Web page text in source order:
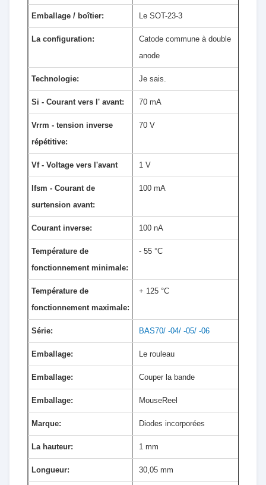
Emballage / boîtier: Le SOT-23-3
La configuration:
Catode commune à double
anode
Technologie: Je sais.
Si - Courant vers l' avant: 70 mA
Vrrm - tension inverse
répétitive:
70 V
Vf - Voltage vers l'avant 1 V
Ifsm - Courant de
surtension avant:
100 mA
Courant inverse: 100 nA
Température de
fonctionnement minimale:
- 55 °C
Température de
fonctionnement maximale:
+ 125 °C
Série: BAS70/ -04/ -05/ -06
Emballage: Le rouleau
Emballage: Couper la bande
Emballage: MouseReel
Marque: Diodes incorporées
La hauteur: 1 mm
Longueur: 30,05 mm